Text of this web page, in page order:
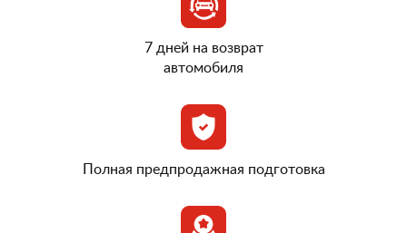
7 дней на возврат
автомобиля
Полная предпродажная подготовка